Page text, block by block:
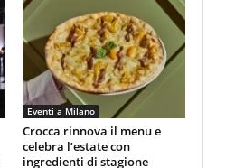
Eventi a Milano
Crocca rinnova il menu e
celebra l’estate con
ingredienti di stagione